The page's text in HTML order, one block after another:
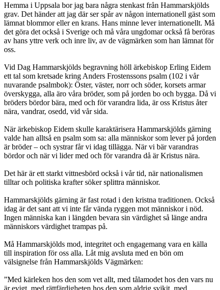
Hemma i Uppsala bor jag bara några stenkast från Hammarskjölds
grav. Det händer att jag där ser spår av någon internationell gäst som
lämnat blommor eller en krans. Hans minne lever internationellt. Må
det göra det också i Sverige och må våra ungdomar också få beröras
av hans yttre verk och inre liv, av de vägmärken som han lämnat för
oss.
Vid Dag Hammarskjölds begravning höll ärkebiskop Erling Eidem
ett tal som kretsade kring Anders Frostenssons psalm (102 i vår
nuvarande psalmbok): Öster, väster, norr och söder, korsets armar
överskygga, alla äro våra bröder, som på jorden bo och bygga. Då vi
bröders bördor bära, med och för varandra lida, är oss Kristus åter
nära, vandrar, osedd, vid vår sida.
När ärkebiskop Eidem skulle karaktärisera Hammarskjölds gärning
valde han alltså en psalm som sa: alla människor som lever på jorden
är bröder – och systrar får vi idag tillägga. När vi bär varandras
bördor och när vi lider med och för varandra då är Kristus nära.
Det här är ett starkt vittnesbörd också i vår tid, när nationalismen
tilltar och politiska krafter söker splittra människor.
Hammarskjölds gärning är fast rotad i den kristna traditionen. Också
idag är det sant att vi inte får vända ryggen mot människor i nöd.
Ingen människa kan i längden bevara sin värdighet så länge andra
människors värdighet trampas på.
Må Hammarskjölds mod, integritet och engagemang vara en källa
till inspiration för oss alla. Låt mig avsluta med en bön om
välsignelse från Hammarskjölds Vägmärken:
”Med kärleken hos den som vet allt, med tålamodet hos den vars nu
är evigt, med rättfärdigheten hos den som aldrig svikit, med